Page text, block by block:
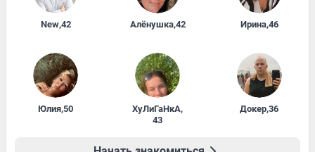
New,42 Алёнушка,42 Ирина,46
Юлия,50 ХуЛиГаНкА,
43
Докер,36